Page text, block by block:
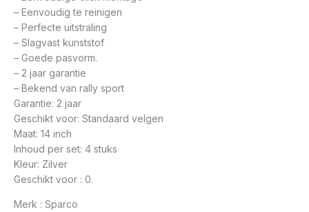
– Eenvoudig te reinigen
– Perfecte uitstraling
– Slagvast kunststof
– Goede pasvorm.
– 2 jaar garantie
– Bekend van rally sport
Garantie: 2 jaar
Geschikt voor: Standaard velgen
Maat: 14 inch
Inhoud per set: 4 stuks
Kleur: Zilver
Geschikt voor : 0.
Merk : Sparco